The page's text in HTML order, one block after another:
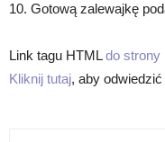
10. Gotową zalewajkę
Link tagu HTMLdo strony
Kliknij tutaj, aby